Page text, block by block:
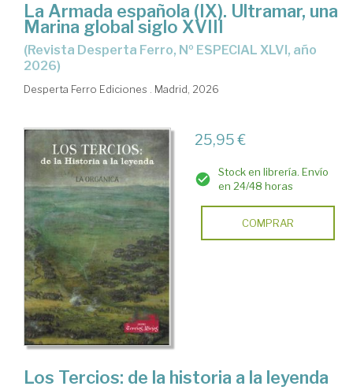
La Armada española (IX). Ultramar, una
Marina global siglo XVIII
(Revista Desperta Ferro, Nº ESPECIAL XLVI, año
2026)
Desperta Ferro Ediciones . Madrid, 2026
25,95 €
Stock en librería. Envío
en 24/48 horas
COMPRAR
Los Tercios: de la historia a la leyenda